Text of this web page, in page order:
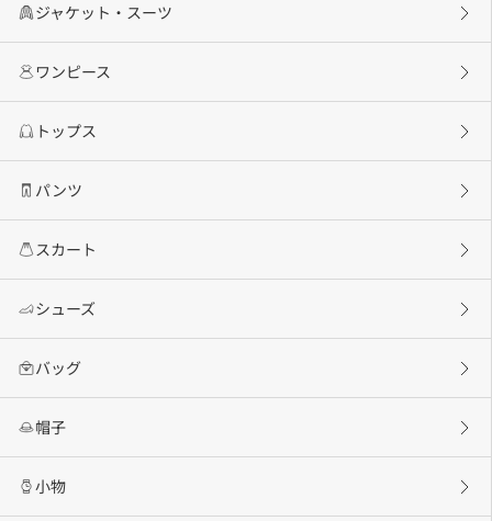
ジャケット・スーツ
ワンピース
トップス
パンツ
スカート
シューズ
バッグ
帽子
小物